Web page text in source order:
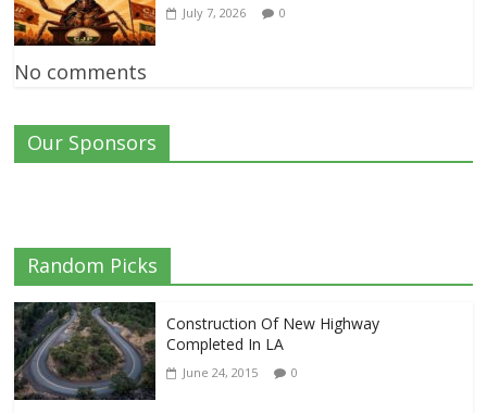
July 7, 2026 0
No comments
Our Sponsors
Random Picks
Construction Of New Highway
Completed In LA
June 24, 2015 0